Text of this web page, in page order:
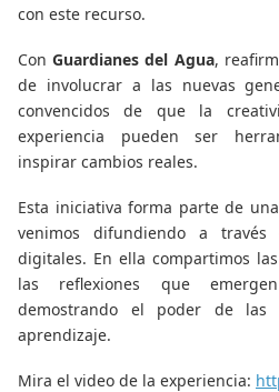
con este recurso.
ConGuardianes del Agua,
de involucrar a las nuevas
convencidos de que la
experiencia pueden ser
inspirar cambios reales.
Esta iniciativa forma parte de
venimos difundiendo a través
digitales. En ella compartimos
las reflexiones que
demostrando el poder de las
aprendizaje.
Mira el video de la experiencia: